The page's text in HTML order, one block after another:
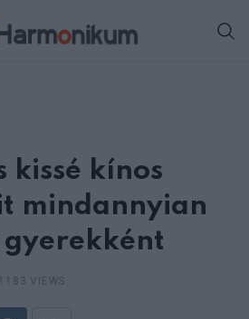
kissé kínos
mindannyian